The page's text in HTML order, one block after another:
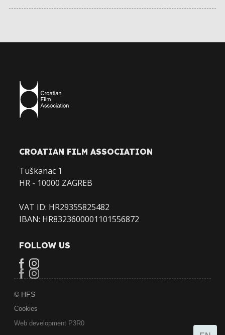
CROATIAN FILM ASSOCIATION
Tuškanac 1
HR - 10000 ZAGREB
VAT ID: HR29355825482
IBAN: HR8323600001101556872
FOLLOW US
© HFS
Cookies
Web development P3R0